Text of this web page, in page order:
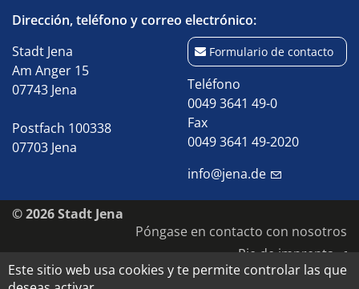
Dirección, teléfono y correo electrónico:
Stadt Jena
Am Anger 15
07743 Jena
Postfach 100338
07703 Jena
Formulario de contacto
Teléfono
0049 3641 49-0
Fax
0049 3641 49-2020
info@jena.de
© 2026 Stadt Jena
Póngase en contacto con nosotros
Pie de imprenta
Accesibilidad
Este sitio web usa cookies y te permite controlar las que